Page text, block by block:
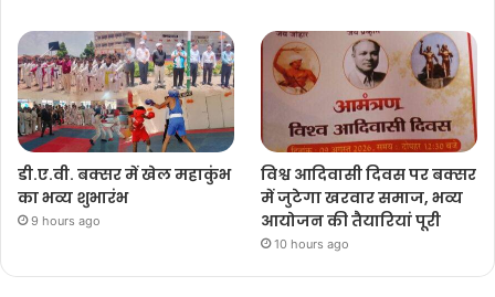
डी.ए.वी. बक्सर में खेल महाकुंभ
का भव्य शुभारंभ
9 hours ago
विश्व आदिवासी दिवस पर बक्सर
में जुटेगा खरवार समाज, भव्य
आयोजन की तैयारियां पूरी
10 hours ago